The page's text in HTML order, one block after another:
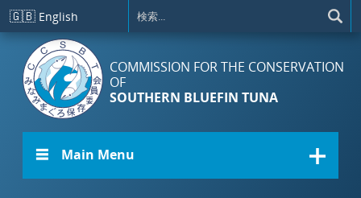
メインコンテンツに移動
🇬🇧 English
COMMISSION FOR THE CONSERVATION
OF
SOUTHERN BLUEFIN TUNA
☰ Main Menu